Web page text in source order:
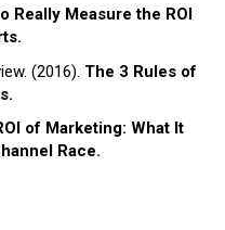
Really Measure the ROI
(2016). The 3 Rules of
of Marketing: What It
Race.